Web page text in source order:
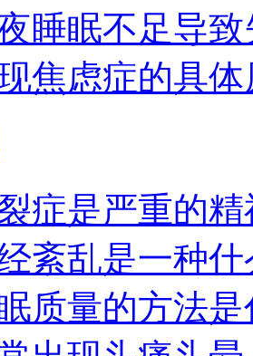
睡眠不足导
焦虑症的具
症是严重的
紊乱是一种
质量的方法